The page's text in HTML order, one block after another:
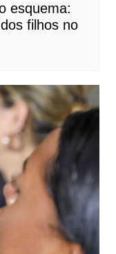
esquema:
filhos no